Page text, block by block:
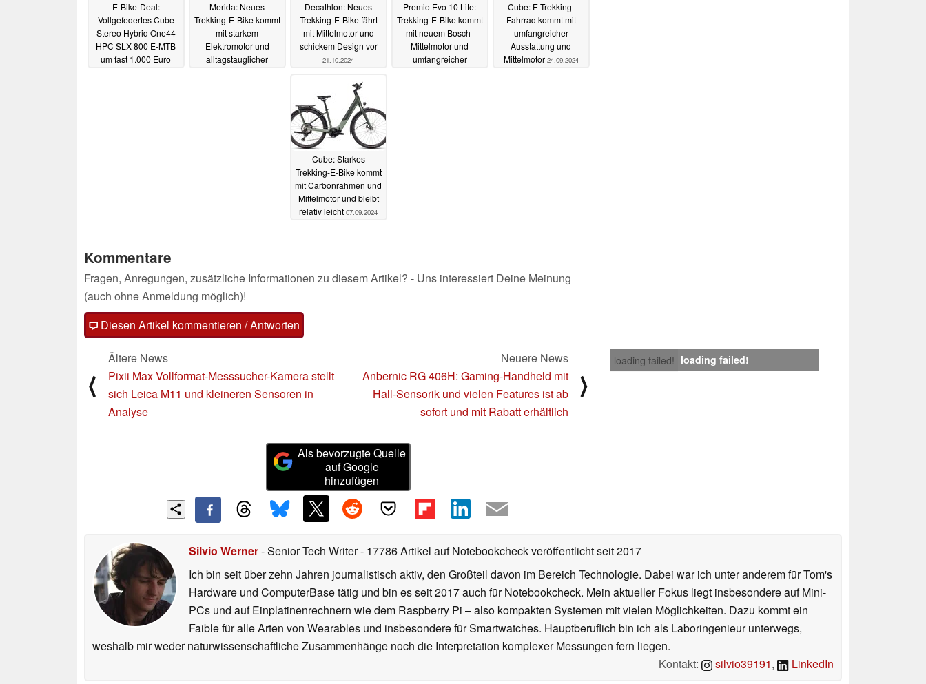
E-Bike-Deal:
Vollgefedertes Cube
Stereo Hybrid One44
HPC SLX 800 E-MTB
um fast 1.000 Euro
Merida: Neues
Trekking-E-Bike kommt
mit starkem
Elektromotor und
alltagstauglicher
Decathlon: Neues
Trekking-E-Bike fährt
mit Mittelmotor und
schickem Design vor
21.10.2024
Premio Evo 10 Lite:
Trekking-E-Bike kommt
mit neuem Bosch-
Mittelmotor und
umfangreicher
Cube: E-Trekking-
Fahrrad kommt mit
umfangreicher
Ausstattung und
Mittelmotor 24.09.2024
Cube: Starkes
Trekking-E-Bike kommt
mit Carbonrahmen und
Mittelmotor und bleibt
relativ leicht 07.09.2024
Kommentare
Fragen, Anregungen, zusätzliche Informationen zu diesem Artikel? - Uns interessiert Deine Meinung
(auch ohne Anmeldung möglich)!
Diesen Artikel kommentieren / Antworten
loading failed! loading failed!
⟨
Ältere News
Pixii Max Vollformat-Messsucher-Kamera stellt
sich Leica M11 und kleineren Sensoren in
Analyse
Neuere News
Anbernic RG 406H: Gaming-Handheld mit
Hall-Sensorik und vielen Features ist ab
sofort und mit Rabatt erhältlich
⟩
Als bevorzugte Quelle
auf Google
hinzufügen
Silvio Werner- Senior Tech Writer- 17786 Artikel auf Notebookcheck veröffentlichtseit 2017
Ich bin seit über zehn Jahren journalistisch aktiv, den Großteil davon im Bereich Technologie. Dabei war ich unter anderem für Tom's
Hardware und ComputerBase tätig und bin es seit 2017 auch für Notebookcheck. Mein aktueller Fokus liegt insbesondere auf Mini-
PCs und auf Einplatinenrechnern wie dem Raspberry Pi – also kompakten Systemen mit vielen Möglichkeiten. Dazu kommt ein
Faible für alle Arten von Wearables und insbesondere für Smartwatches. Hauptberuflich bin ich als Laboringenieur unterwegs,
weshalb mir weder naturwissenschaftliche Zusammenhänge noch die Interpretation komplexer Messungen fern liegen.
Kontakt:
silvio39191, LinkedIn